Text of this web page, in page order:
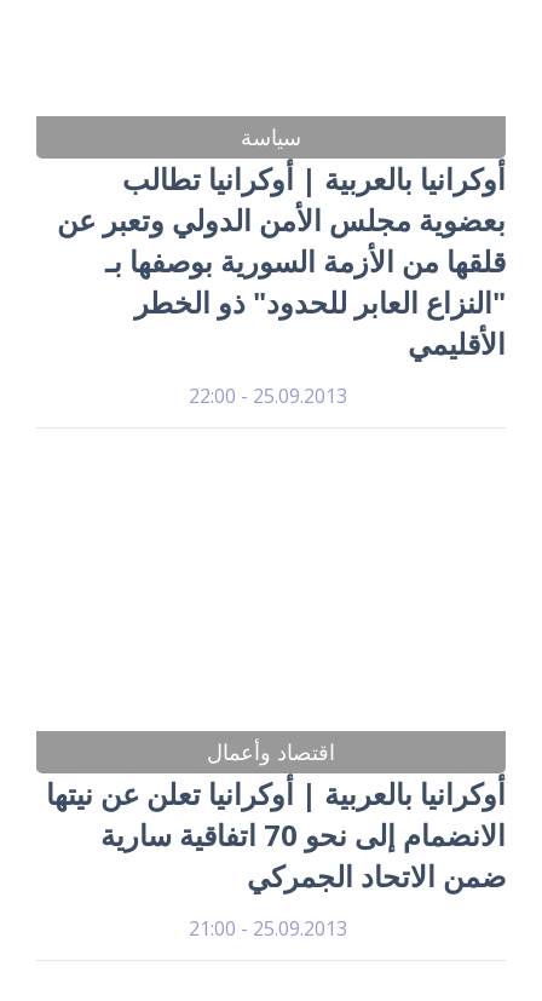
سياسة
أوكرانيا بالعربية | أوكرانيا تطالب
بعضوية مجلس الأمن الدولي وتعبر عن
قلقها من الأزمة السورية بوصفها بـ
"النزاع العابر للحدود" ذو الخطر
الأقليمي
25.09.2013 - 22:00
اقتصاد وأعمال
أوكرانيا بالعربية | أوكرانيا تعلن عن نيتها
الانضمام إلى نحو 70 اتفاقية سارية
ضمن الاتحاد الجمركي
25.09.2013 - 21:00